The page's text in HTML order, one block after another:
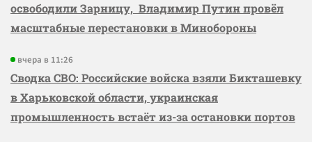
освободили Зарницу, Владимир Путин провёл
масштабные перестановки в Минобороны
вчера в 11:26
Сводка СВО: Российские войска взяли Бикташевку
в Харьковской области, украинская
промышленность встаёт из-за остановки портов